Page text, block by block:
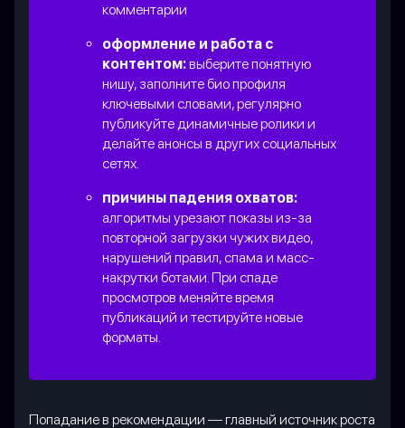
комментарии
оформление и работа с
контентом:выберите понятную
нишу, заполните био профиля
ключевыми словами, регулярно
публикуйте динамичные ролики и
делайте анонсы в других социальных
сетях.
причины падения охватов:
алгоритмы урезают показы из-за
повторной загрузки чужих видео,
нарушений правил, спама и масс-
накрутки ботами. При спаде
просмотров меняйте время
публикаций и тестируйте новые
форматы.
Попадание в рекомендации — главный источник роста